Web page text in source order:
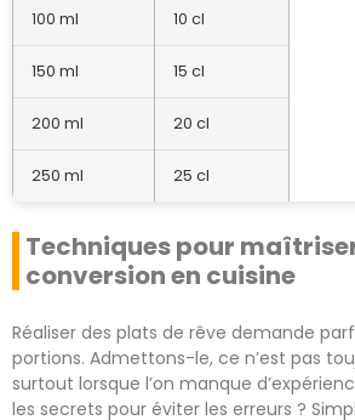
100 ml 10 cl
150 ml 15 cl
200 ml 20 cl
250 ml 25 cl
Techniques pour
conversion en cuisine
Réaliser des plats de rêve demande
portions. Admettons-le, ce n’est pas
surtout lorsque l’on manque
les secrets pour éviter les erreurs ?